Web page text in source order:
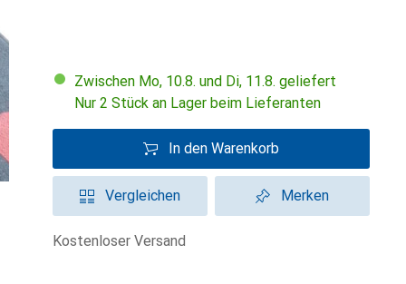
Zwischen Mo, 10.8. und Di, 11.8. geliefert
Nur 2 Stück an Lager beim Lieferanten
In den Warenkorb
Vergleichen Merken
kostenloser Versand